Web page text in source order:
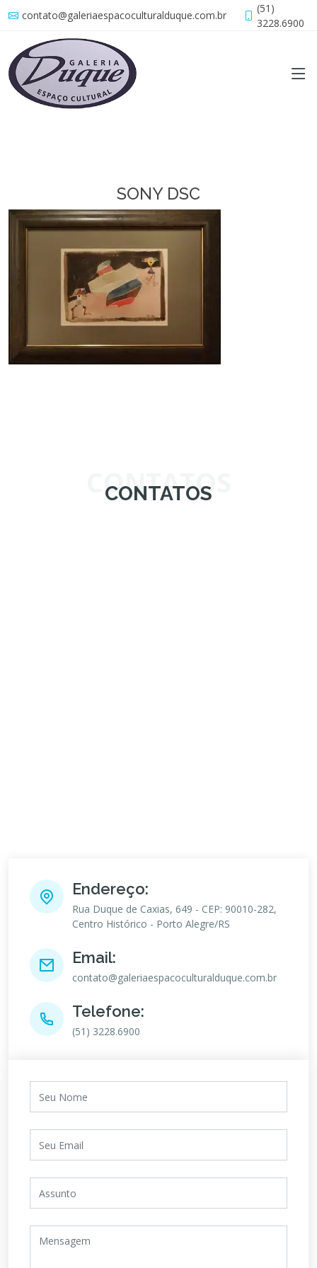
contato@galeriaespacoculturalduque.com.br
(51)
3228.6900
SONY DSC
CONTATOS
CONTATOS
Endereço:
Rua Duque de Caxias, 649 - CEP: 90010-282,
Centro Histórico - Porto Alegre/RS
Email:
contato@galeriaespacoculturalduque.com.br
Telefone:
(51) 3228.6900